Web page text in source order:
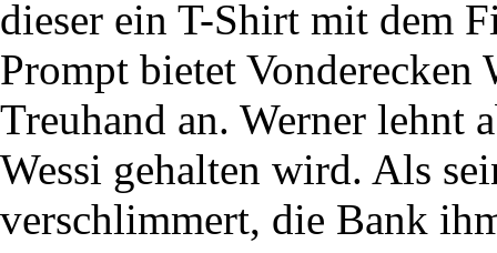
dieser ein T-Shirt mit dem
Prompt bietet Vonderecken
Treuhand an. Werner lehnt
Wessi gehalten wird. Als
verschlimmert, die Bank